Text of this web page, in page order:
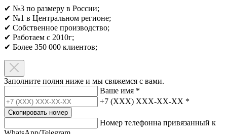
✔ №3 по размеру в России;
✔ №1 в Центральном регионе;
✔ Собственное производство;
✔ Работаем с 2010г;
✔ Более 350 000 клиентов;​
Заполните полня ниже и мы свяжемся с вами.
Ваше имя *
+7 (XXX) XXX-XX-XX *
Скопировать номер
Номер телефонна привязанный к